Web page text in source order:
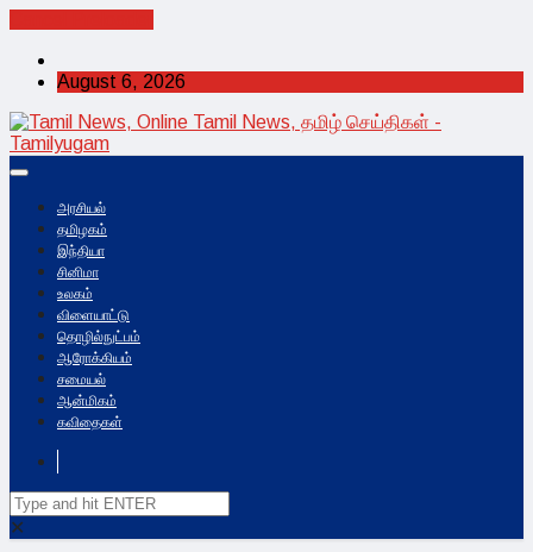
August 6, 2026
அரசியல்
தமிழகம்
இந்தியா
சினிமா
உலகம்
விளையாட்டு
தொழில்நுட்பம்
ஆரோக்கியம்
சமையல்
ஆன்மிகம்
கவிதைகள்
✕